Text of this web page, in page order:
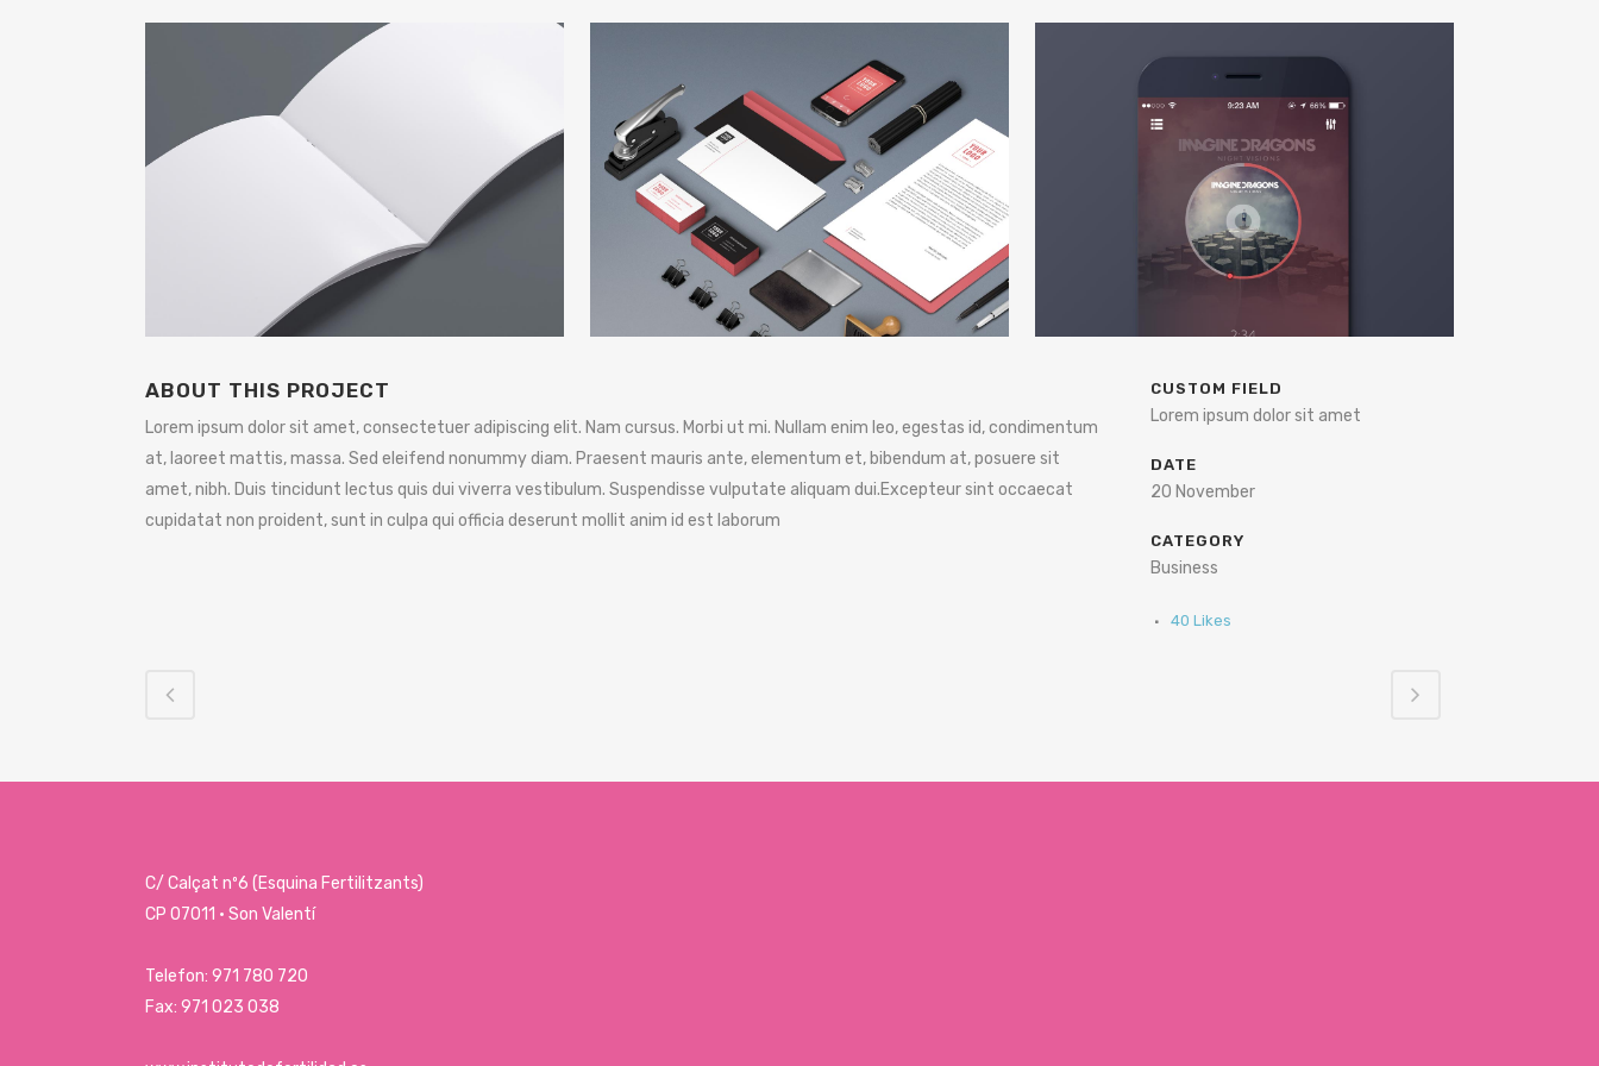
ABOUT THIS PROJECT
Lorem ipsum dolor sit amet, consectetuer adipiscing elit. Nam cursus. Morbi ut mi. Nullam enim leo, egestas id, condimentum
at, laoreet mattis, massa. Sed eleifend nonummy diam. Praesent mauris ante, elementum et, bibendum at, posuere sit
amet, nibh. Duis tincidunt lectus quis dui viverra vestibulum. Suspendisse vulputate aliquam dui.Excepteur sint occaecat
cupidatat non proident, sunt in culpa qui officia deserunt mollit anim id est laborum
CUSTOM FIELD
Lorem ipsum dolor sit amet
DATE
20 November
CATEGORY
Business
40 Likes
C/ Calçat nº6 (Esquina Fertilitzants)
CP 07011 · Son Valentí
Telefon: 971 780 720
Fax: 971 023 038